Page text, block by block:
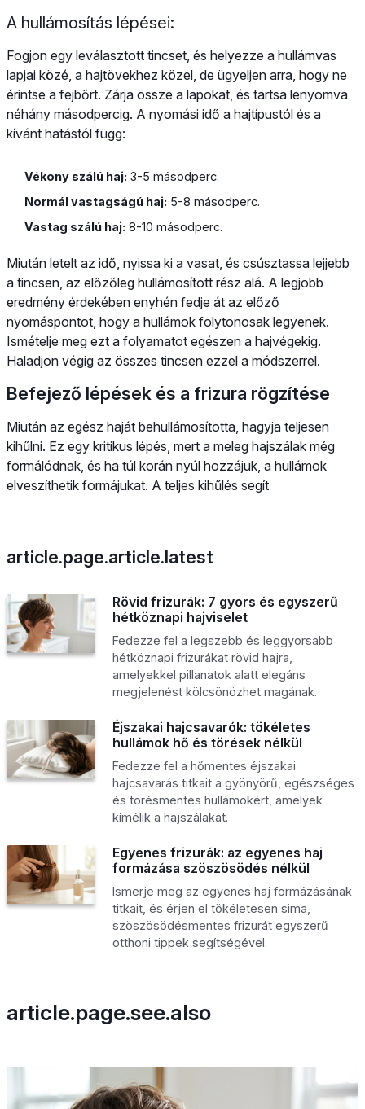
A hullámosítás lépései:
Fogjon egy leválasztott tincset, és helyezze a hullámvas
lapjai közé, a hajtövekhez közel, de ügyeljen arra, hogy ne
érintse a fejbőrt. Zárja össze a lapokat, és tartsa lenyomva
néhány másodpercig. A nyomási idő a hajtípustól és a
kívánt hatástól függ:
Vékony szálú haj: 3-5 másodperc.
Normál vastagságú haj: 5-8 másodperc.
Vastag szálú haj: 8-10 másodperc.
Miután letelt az idő, nyissa ki a vasat, és csúsztassa lejjebb
a tincsen, az előzőleg hullámosított rész alá. A legjobb
eredmény érdekében enyhén fedje át az előző
nyomáspontot, hogy a hullámok folytonosak legyenek.
Ismételje meg ezt a folyamatot egészen a hajvégekig.
Haladjon végig az összes tincsen ezzel a módszerrel.
Befejező lépések és a frizura rögzítése
Miután az egész haját behullámosította, hagyja teljesen
kihűlni. Ez egy kritikus lépés, mert a meleg hajszálak még
formálódnak, és ha túl korán nyúl hozzájuk, a hullámok
elveszíthetik formájukat. A teljes kihűlés segít
article.page.article.latest
Rövid frizurák: 7 gyors és egyszerű
hétköznapi hajviselet
Fedezze fel a legszebb és leggyorsabb
hétköznapi frizurákat rövid hajra,
amelyekkel pillanatok alatt elegáns
megjelenést kölcsönözhet magának.
Éjszakai hajcsavarók: tökéletes
hullámok hő és törések nélkül
Fedezze fel a hőmentes éjszakai
hajcsavarás titkait a gyönyörű, egészséges
és törésmentes hullámokért, amelyek
kímélik a hajszálakat.
Egyenes frizurák: az egyenes haj
formázása szöszösödés nélkül
Ismerje meg az egyenes haj formázásának
titkait, és érjen el tökéletesen sima,
szöszösödésmentes frizurát egyszerű
otthoni tippek segítségével.
article.page.see.also